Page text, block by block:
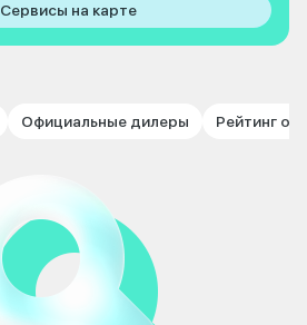
Сервисы на карте
Официальные дилеры Рейтинг